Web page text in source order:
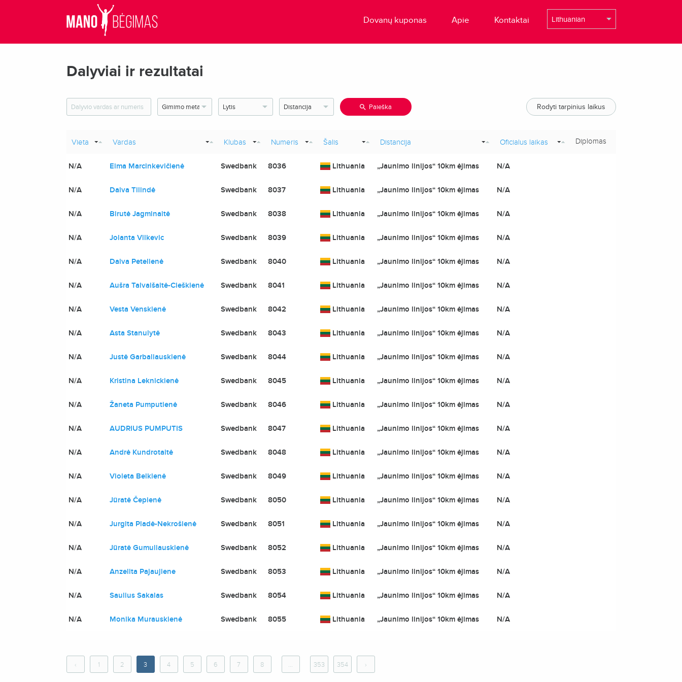
Dovanų kuponas Apie Kontaktai
Dalyviai ir rezultatai
Paieška Rodyti tarpinius laikus
Vieta Vardas Klubas Numeris Šalis Distancija Oficialus laikas Diplomas
N/A Eima Marcinkevičienė Swedbank 8036 Lithuania „Jaunimo linijos“ 10km ėjimas N/A
N/A Daiva Tilindė Swedbank 8037 Lithuania „Jaunimo linijos“ 10km ėjimas N/A
N/A Birutė Jagminaitė Swedbank 8038 Lithuania „Jaunimo linijos“ 10km ėjimas N/A
N/A Jolanta Vilkevic Swedbank 8039 Lithuania „Jaunimo linijos“ 10km ėjimas N/A
N/A Daiva Petelienė Swedbank 8040 Lithuania „Jaunimo linijos“ 10km ėjimas N/A
N/A Aušra Talvaišaitė-Cieškienė Swedbank 8041 Lithuania „Jaunimo linijos“ 10km ėjimas N/A
N/A Vesta Venskienė Swedbank 8042 Lithuania „Jaunimo linijos“ 10km ėjimas N/A
N/A Asta Stanulytė Swedbank 8043 Lithuania „Jaunimo linijos“ 10km ėjimas N/A
N/A Justė Garbaliauskienė Swedbank 8044 Lithuania „Jaunimo linijos“ 10km ėjimas N/A
N/A Kristina Leknickienė Swedbank 8045 Lithuania „Jaunimo linijos“ 10km ėjimas N/A
N/A Žaneta Pumputienė Swedbank 8046 Lithuania „Jaunimo linijos“ 10km ėjimas N/A
N/A AUDRIUS PUMPUTIS Swedbank 8047 Lithuania „Jaunimo linijos“ 10km ėjimas N/A
N/A Andrė Kundrotaitė Swedbank 8048 Lithuania „Jaunimo linijos“ 10km ėjimas N/A
N/A Violeta Belkienė Swedbank 8049 Lithuania „Jaunimo linijos“ 10km ėjimas N/A
N/A Jūratė Čepienė Swedbank 8050 Lithuania „Jaunimo linijos“ 10km ėjimas N/A
N/A Jurgita Pladė-Nekrošienė Swedbank 8051 Lithuania „Jaunimo linijos“ 10km ėjimas N/A
N/A Jūratė Gumuliauskienė Swedbank 8052 Lithuania „Jaunimo linijos“ 10km ėjimas N/A
N/A Anzelita Pajaujiene Swedbank 8053 Lithuania „Jaunimo linijos“ 10km ėjimas N/A
N/A Saulius Sakalas Swedbank 8054 Lithuania „Jaunimo linijos“ 10km ėjimas N/A
N/A Monika Murauskienė Swedbank 8055 Lithuania „Jaunimo linijos“ 10km ėjimas N/A
‹ 1 2 3 4 5 6 7 8 ... 353 354 ›